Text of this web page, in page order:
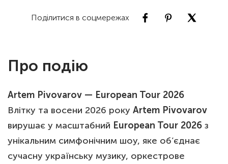
Поділитися в соцмережах
Про подію
Artem Pivovarov — European Tour 2026
Влітку та восени 2026 року Artem Pivovarov
вирушає у масштабний European Tour 2026 з
унікальним симфонічним шоу, яке об’єднає
сучасну українську музику, оркестрове